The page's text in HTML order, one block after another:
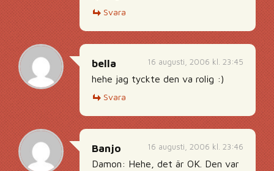
Svara
16 augusti, 2006 kl. 23:45
bella
hehe jag tyckte den va rolig :)
Svara
16 augusti, 2006 kl. 23:46
Banjo
Damon: Hehe, det är OK. Den var